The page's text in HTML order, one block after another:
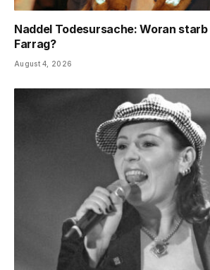
Naddel Todesursache: Woran starb
Farrag?
August 4, 2026